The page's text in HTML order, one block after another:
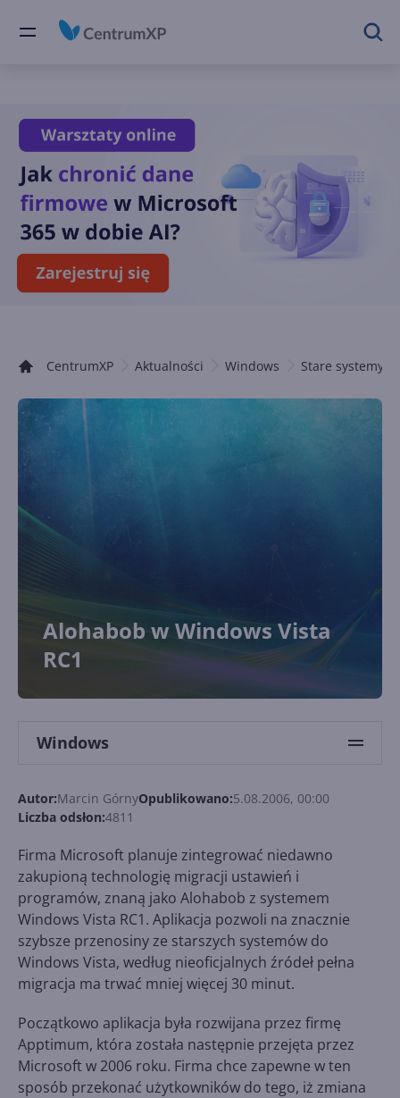
CentrumXP Aktualności Windows Stare systemy
Alohabob w Windows Vista
RC1
Windows
Autor:Marcin GórnyOpublikowano:5.08.2006, 00:00
Liczba odsłon:4811
Firma Microsoft planuje zintegrować niedawno
zakupioną technologię migracji ustawień i
programów, znaną jako Alohabob z systemem
Windows Vista RC1. Aplikacja pozwoli na znacznie
szybsze przenosiny ze starszych systemów do
Windows Vista, według nieoficjalnych źródeł pełna
migracja ma trwać mniej więcej 30 minut.
Początkowo aplikacja była rozwijana przez firmę
Apptimum, która została następnie przejęta przez
Microsoft w 2006 roku. Firma chce zapewne w ten
sposób przekonać użytkowników do tego, iż zmiana